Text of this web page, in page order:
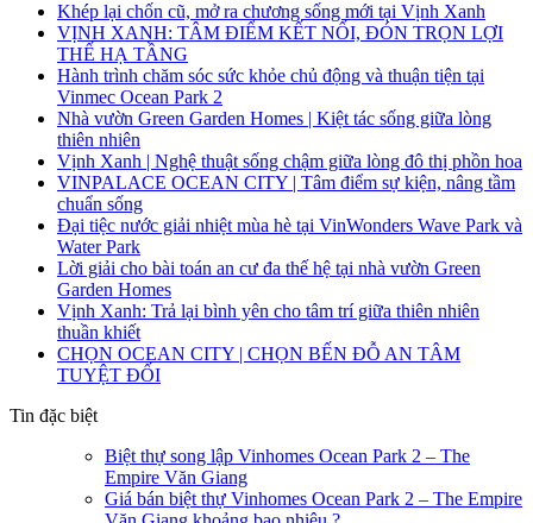
Khép lại chốn cũ, mở ra chương sống mới tại Vịnh Xanh
VỊNH XANH: TÂM ĐIỂM KẾT NỐI, ĐÓN TRỌN LỢI
THẾ HẠ TẦNG
Hành trình chăm sóc sức khỏe chủ động và thuận tiện tại
Vinmec Ocean Park 2
Nhà vườn Green Garden Homes | Kiệt tác sống giữa lòng
thiên nhiên
Vịnh Xanh | Nghệ thuật sống chậm giữa lòng đô thị phồn hoa
VINPALACE OCEAN CITY | Tâm điểm sự kiện, nâng tầm
chuẩn sống
Đại tiệc nước giải nhiệt mùa hè tại VinWonders Wave Park và
Water Park
Lời giải cho bài toán an cư đa thế hệ tại nhà vườn Green
Garden Homes
Vịnh Xanh: Trả lại bình yên cho tâm trí giữa thiên nhiên
thuần khiết
CHỌN OCEAN CITY | CHỌN BẾN ĐỖ AN TÂM
TUYỆT ĐỐI
Tin đặc biệt
Biệt thự song lập Vinhomes Ocean Park 2 – The
Empire Văn Giang
Giá bán biệt thự Vinhomes Ocean Park 2 – The Empire